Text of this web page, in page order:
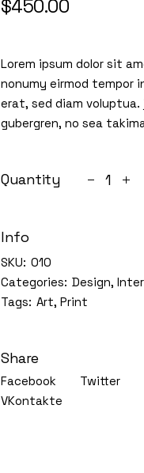
$450.00
Lorem ipsum dolor sit
nonumy eirmod tempor
erat, sed diam
gubergren, no sea
Quantity Club
Info
SKU: 010
Categories: Design,
Tags: Art, Print
Share
Facebook Twitter
VKontakte